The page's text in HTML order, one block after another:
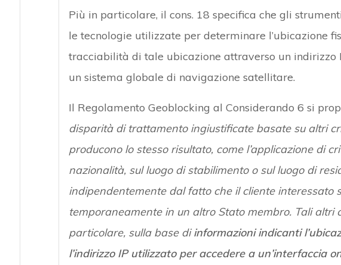
Più in particolare, il cons. 18 specifica che gli
le tecnologie utilizzate per determinare l’ubicazione
tracciabilità di tale ubicazione attraverso un indirizzo
un sistema globale di navigazione satellitare.
Il Regolamento Geoblocking al Considerando 6 si
disparità di trattamento ingiustificate basate su altri
producono lo stesso risultato, come l’applicazione di
nazionalità, sul luogo di stabilimento o sul luogo di
indipendentemente dal fatto che il cliente interessato
temporaneamente in un altro Stato membro. Tali altri
particolare, sulla base diinformazioni indicanti
l’indirizzo IP utilizzato per accedere a un’interfaccia